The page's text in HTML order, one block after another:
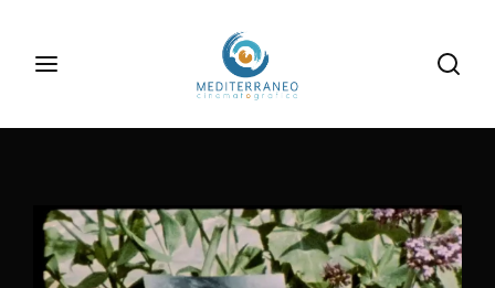
Login Register
Password